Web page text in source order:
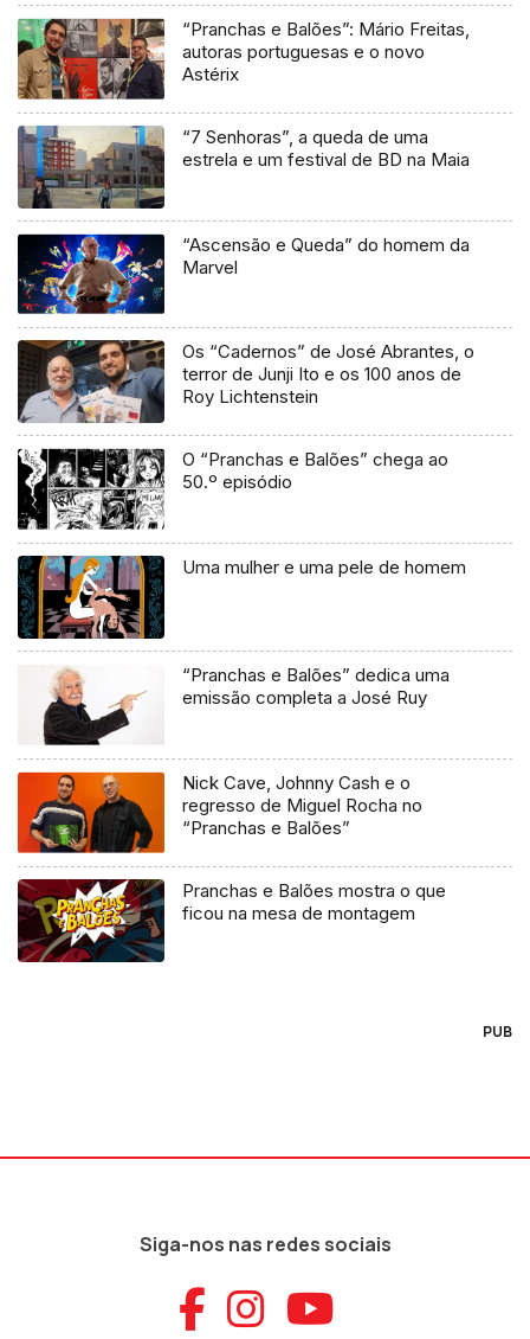
“Pranchas e Balões”: Mário Freitas,
autoras portuguesas e o novo
Astérix
“7 Senhoras”, a queda de uma
estrela e um festival de BD na Maia
“Ascensão e Queda” do homem da
Marvel
Os “Cadernos” de José Abrantes, o
terror de Junji Ito e os 100 anos de
Roy Lichtenstein
O “Pranchas e Balões” chega ao
50.º episódio
Uma mulher e uma pele de homem
“Pranchas e Balões” dedica uma
emissão completa a José Ruy
Nick Cave, Johnny Cash e o
regresso de Miguel Rocha no
“Pranchas e Balões”
Pranchas e Balões mostra o que
ficou na mesa de montagem
PUB
Siga-nos nas redes sociais
Aceder ao
Aceder ao
Aceder